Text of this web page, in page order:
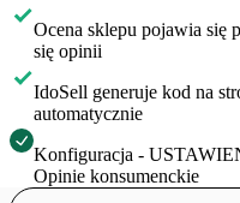
Ocena sklepu pojawia się
się opinii
IdoSell generuje kod na
automatycznie
Konfiguracja -
Opinie konsumenckie